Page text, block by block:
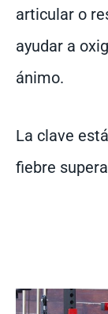
articular o
ayudar a
ánimo.
La clave
fiebre